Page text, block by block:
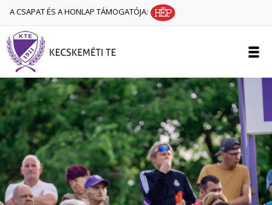
A CSAPAT ÉS A HONLAP TÁMOGATÓJA: